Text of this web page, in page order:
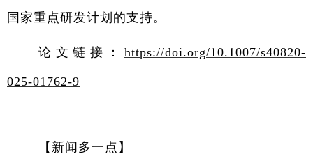
国家重点研发计划的支持。
论文链接： https://doi.org/10.1007/s40820-
025-01762-9
【新闻多一点】